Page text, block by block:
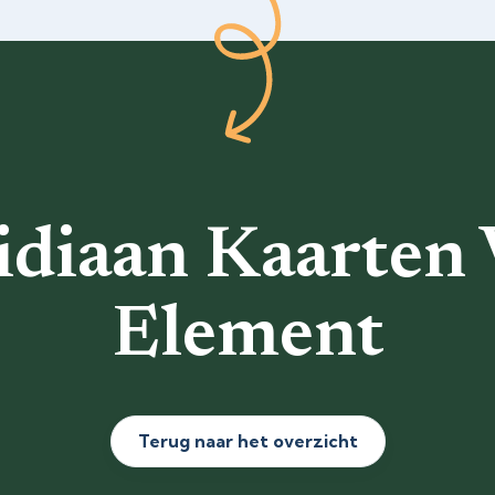
Kaarten
Element
Terug naar het overzicht